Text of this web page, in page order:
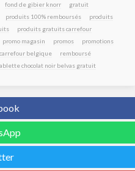
fond de gibier knorr
gratuit
produits 100% remboursés
produits
produits gratuits carrefour
promo magasin promos
promotions
belgique
remboursé
chocolat noir belvas gratuit